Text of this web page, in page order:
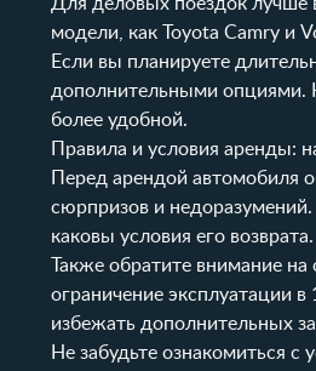
Для деловых поездок лучше
модели, как
Toyota Camry и
Если вы планируете
дополнительными опциями.
более удобной.
Правила и условия аренды:
Перед арендой автомобиля
сюрпризов и
каковы условия его
Также обратите внимание
ограничение эксплуатации
избежать дополнительных
Не забудьте ознакомиться